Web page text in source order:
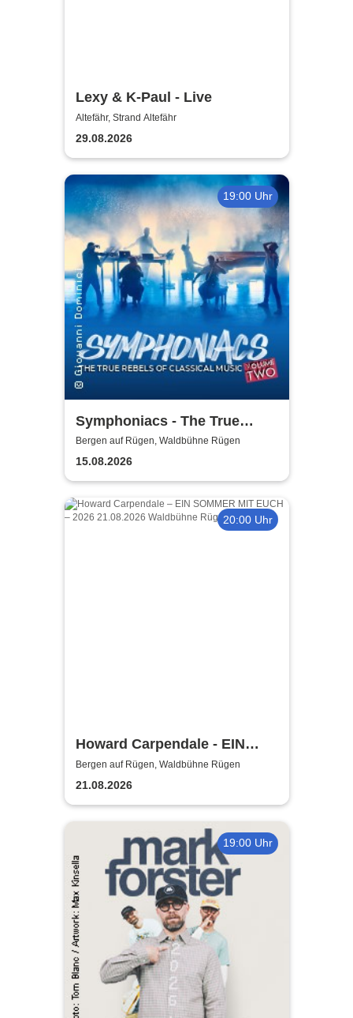
Lexy & K-Paul - Live
Altefähr, Strand Altefähr
29.08.2026
19:00 Uhr
Symphoniacs - The True
Rebels Of Classical Music
Bergen auf Rügen, Waldbühne Rügen
15.08.2026
20:00 Uhr
Howard Carpendale - EIN
SOMMER MIT EUCH – 2026
Bergen auf Rügen, Waldbühne Rügen
21.08.2026
19:00 Uhr